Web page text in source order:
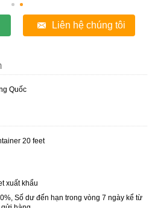
Liên hệ chúng tôi
Quốc
20 feet
xuất khẩu
Số dư đến hạn trong vòng 7 ngày kể từ